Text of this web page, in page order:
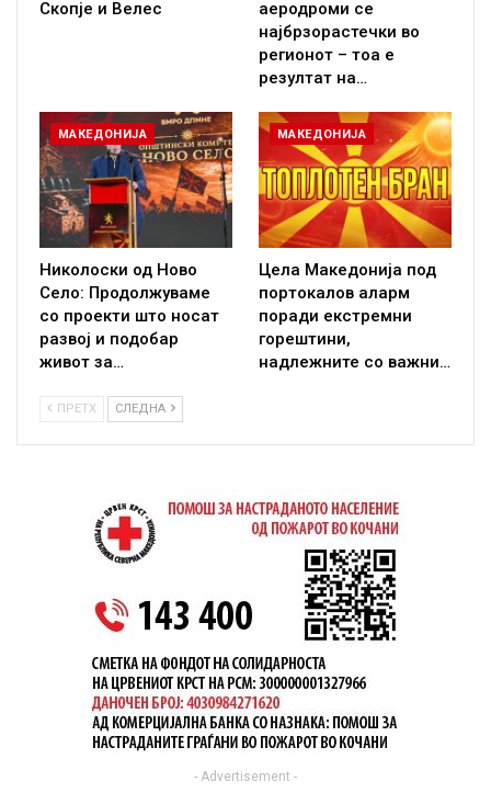
Скопје и Велес
аеродроми се
најбрзорастечки во
регионот – тоа е
резултат на…
МАКЕДОНИЈА
Николоски од Ново
Село: Продолжуваме
со проекти што носат
развој и подобар
живот за…
МАКЕДОНИЈА
Цела Македонија под
портокалов аларм
поради екстремни
горештини,
надлежните со важни…
ПРЕТХ СЛЕДНА
- Advertisement -